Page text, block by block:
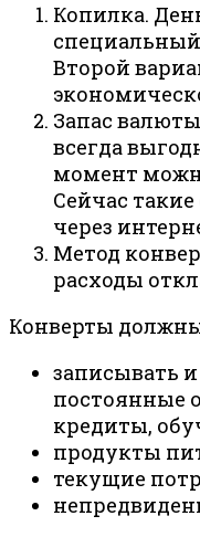
Копилка.
Второй
Запас
всегда
момент
Сейчас
через
Метод
расходы
Конверты
записывать
постоянные
кредиты,
продукты
текущие